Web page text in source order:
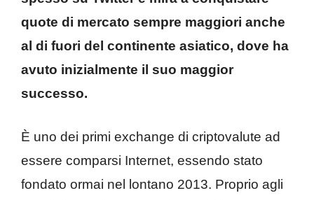
quote di mercato sempre maggiori anche
al di fuori del continente asiatico, dove ha
avuto inizialmente il suo maggior
successo.
È uno dei primi exchange di criptovalute ad
essere comparsi Internet, essendo stato
fondato ormai nel lontano 2013. Proprio agli